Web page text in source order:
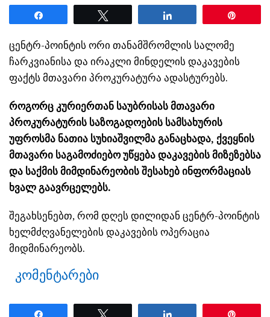
ცენტრ-პოინტის ორი თანამშრომლის სალომე
ჩარკვიანისა და ირაკლი მინდელის დაკავების
ფაქტს მთავარი პროკურატურა ადასტურებს.
როგორც კურიერთან საუბრისას მთავარი
პროკურატურის საზოგადოების სამსახურის
უფროსმა ნათია სუხიაშვილმა განაცხადა, ქვეყნის
მთავარი საგამოძიებო უწყება დაკავების მიზეზებსა
და საქმის მიმდინარეობის შესახებ ინფორმაციას
ხვალ გაავრცელებს.
შეგახსენებთ, რომ დღეს დილიდან ცენტრ-პოინტის
ხელმძღვანელების დაკავების ოპერაცია
მიდმინარეობს.
კომენტარები